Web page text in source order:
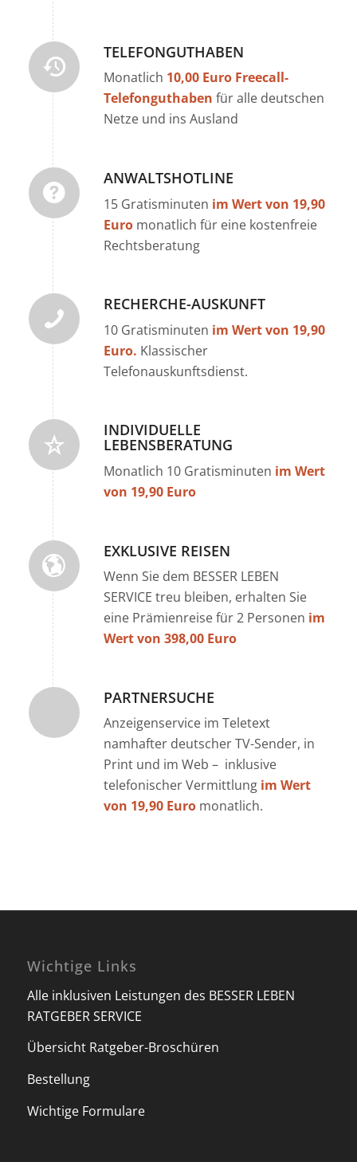
TELEFONGUTHABEN
Monatlich 10,00 Euro Freecall-
Telefonguthaben für alle deutschen
Netze und ins Ausland
ANWALTSHOTLINE
15 Gratisminuten im Wert von 19,90
Euromonatlich für eine kostenfreie
Rechtsberatung
RECHERCHE-AUSKUNFT
10 Gratisminuten im Wert von 19,90
Euro. Klassischer
Telefonauskunftsdienst.
INDIVIDUELLE
LEBENSBERATUNG
Monatlich 10 Gratisminuten im Wert
von 19,90 Euro
EXKLUSIVE REISEN
Wenn Sie dem BESSER LEBEN
SERVICE treu bleiben, erhalten Sie
eine Prämienreise für 2 Personen im
Wert von 398,00 Euro
PARTNERSUCHE
Anzeigenservice im Teletext
namhafter deutscher TV-Sender, in
Print und im Web – inklusive
telefonischer Vermittlungim Wert
von 19,90 Euromonatlich.
Wichtige Links
Alle inklusiven Leistungen des BESSER LEBEN
RATGEBER SERVICE
Übersicht Ratgeber-Broschüren
Bestellung
Wichtige Formulare